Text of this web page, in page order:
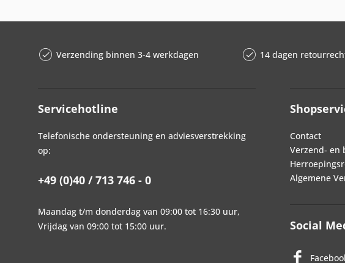
Verzending binnen 3-4 werkdagen 14 dagen
Servicehotline
Telefonische ondersteuning en adviesverstrekking
op:
+49 (0)40 / 713 746 - 0
Maandag t/m donderdag van 09:00 tot 16:30 uur,
Vrijdag van 09:00 tot 15:00 uur.
Contact
Verzend- en
Algemene
Social